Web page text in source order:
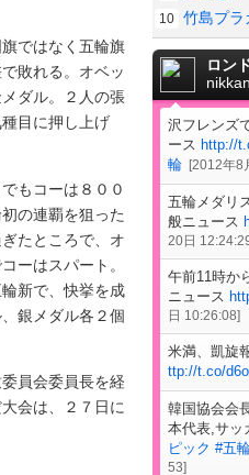
ではなく五輪旗
敗れる。オベッ
ダル。２人の張
目に押し上げ
もコーは８００
の連覇を狙った
たところで、オ
ーはスパート。
新で、快挙を成
銀メダル各２個
員会委員長を経
会は、２７日に
10 竹島プラ
ロン
沢フレンズ
ース http://
輪 [2012年8
五輪メダリ
般ニュース
20日
午前11時か
ニュース
日 10:26:08]
米満、凱旋
ttp://t.co/
韓国協会会
本代表,サッ
ピック #五
53]